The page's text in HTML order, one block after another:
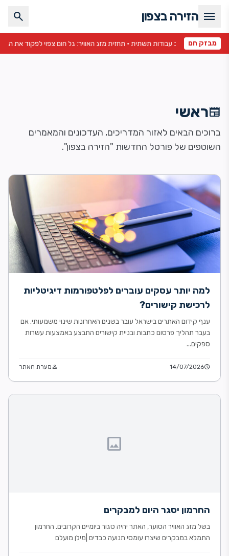
menu הזירה בצפון search
מבזק חם
את הגליל והגולן •
newspaperראשי
ברוכים הבאים לאזור המדריכים, העדכונים והמאמרים
השוטפים של פורטל החדשות "הזירה בצפון".
למה יותר עסקים עוברים לפלטפורמות דיגיטליות
לרכישת קישורים?
ענף קידום האתרים בישראל עובר בשנים האחרונות שינוי משמעותי. אם
בעבר תהליך פרסום כתבות ובניית קישורים התבצע באמצעות עשרות
ספקים...
schedule
14/07/2026
personמערת האתר
image
החרמון יסגר היום למבקרים
בשל מזג האוויר הסוער, האתר יהיה סגור ביומיים הקרובים. החרמון
התמלא במבקרים שיצרו עומסי תנועה כבדים |מילן מועלם